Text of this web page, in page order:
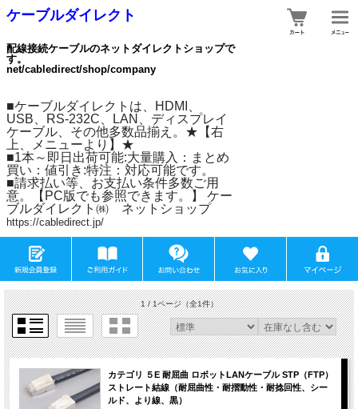
ケーブルダイレクト
配線接続ケーブルのネットダイレクトショップで
す。
net/cabledirect/shop/company
■ケーブルダイレクトは、HDMI、
USB、RS-232C、LAN、ディスプレイ
ケーブル、その他多数品揃え。★【右
上、メニューより】★
■1本～即日出荷可能:大量購入：まとめ
買い：値引き:特注：対応可能です。
■請求払い等、お支払い条件多数ご用
意。【PC版でも参照できます。】 ケー
ブルダイレクト㈱ ネットショップ
https://cabledirect.jp/
1 / 1ページ（全1件）
カテゴリ ５E 耐屈曲 ロボットLANケーブル STP（FTP）
ストレート結線（耐屈曲性・耐摺動性・耐捻回性、シー
ルド、より線、黒）